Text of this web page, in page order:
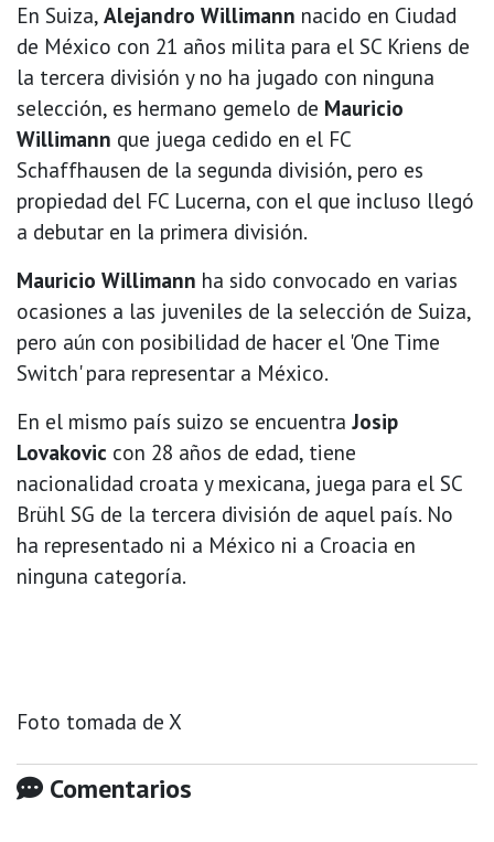
En Suiza, Alejandro Willimann nacido en Ciudad
de México con 21 años milita para el SC Kriens de
la tercera división y no ha jugado con ninguna
selección, es hermano gemelo de Mauricio
Willimann que juega cedido en el FC
Schaffhausen de la segunda división, pero es
propiedad del FC Lucerna, con el que incluso llegó
a debutar en la primera división.
Mauricio Willimann ha sido convocado en varias
ocasiones a las juveniles de la selección de Suiza,
pero aún con posibilidad de hacer el 'One Time
Switch' para representar a México.
En el mismo país suizo se encuentra Josip
Lovakovic con 28 años de edad, tiene
nacionalidad croata y mexicana, juega para el SC
Brühl SG de la tercera división de aquel país. No
ha representado ni a México ni a Croacia en
ninguna categoría.
Foto tomada de X
Comentarios